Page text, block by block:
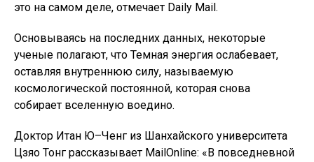
это на самом деле, отмечает Daily Mail.
Основываясь на последних данных, некоторые
ученые полагают, что Темная энергия ослабевает,
оставляя внутреннюю силу, называемую
космологической постоянной, которая снова
собирает вселенную воедино.
Доктор Итан Ю–Ченг из Шанхайского университета
Цзяо Тонг рассказывает MailOnline: «В повседневной